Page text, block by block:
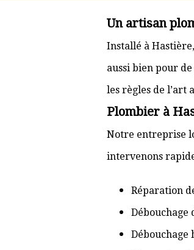
Un artisan
Installé à
aussi bien pour
les règles de l’art
Plombier à
Notre entreprise
intervenons
Réparation
Débouchage
Débouchage